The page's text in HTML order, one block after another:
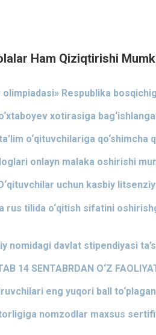
Ham Qiziqtirishi
olimpiadasi» Respublika
xotirasiga
o‘qituvchilariga
onlayn malaka oshirishi
uchun kasbiy
rus tilida o‘qitish sifatini
nomidagi davlat stipendiyasi
14 SENTABRDAN O‘Z
eng yuqori ball
nomzodlar maxsus